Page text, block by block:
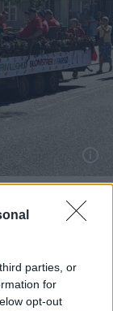
parties, or
for
opt-out
i to
nyt køkken,
række
plads til alt
3D-
lyder
oplyser